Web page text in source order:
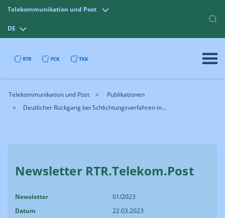
Telekommunikation und Post
DE
Telekommunikation und Post
Publikationen
Deutlicher Rückgang bei Schlichtungsverfahren in...
Newsletter RTR.Telekom.Post
Newsletter
01/2023
Datum
22.03.2023